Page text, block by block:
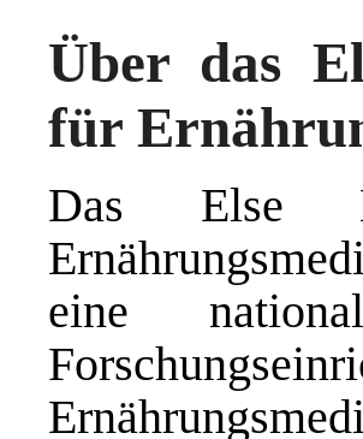
Über das
für
Das Else
eine